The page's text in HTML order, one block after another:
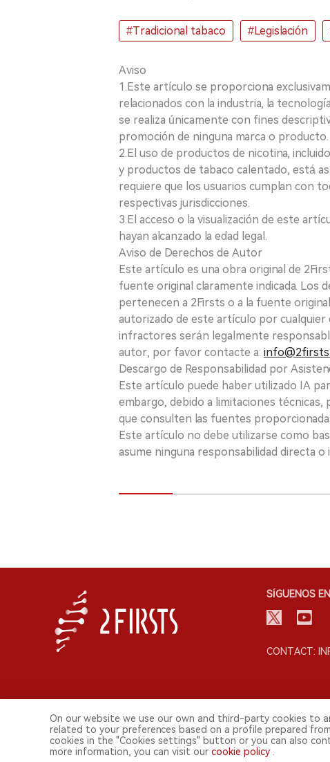
#Tradicional tabaco #Legislación
Aviso
1.Este artículo se proporciona
relacionados con la industria, la
se realiza únicamente con fines
promoción de ninguna marca o producto.
2.El uso de productos de nicotina,
y productos de tabaco calentado, está
requiere que los usuarios cumplan con
respectivas jurisdicciones.
3.El acceso o la visualización de este
hayan alcanzado la edad legal.
Aviso de Derechos de Autor
Este artículo es una obra original de
fuente original claramente indicada. Los
pertenecen a 2Firsts o a la fuente
autorizado de este artículo por
infractores serán legalmente
autor, por favor contacte a:
Descargo de Responsabilidad por
Este artículo puede haber utilizado IA
embargo, debido a limitaciones
que consulten las fuentes
Este artículo no debe utilizarse como
asume ninguna responsabilidad directa
SÍGUENOS
CONTACT:
© 2026 Shenzhen 2FIRSTS Technology Co.,Ltd. Todos los
On our website we use our own and third-party cookies to
related to your preferences based on a profile prepared
cookies in the "Cookies settings" button or you can also
more information, you can visit our cookie policy